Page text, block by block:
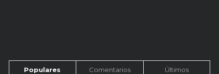
Populares Comentarios Últimos